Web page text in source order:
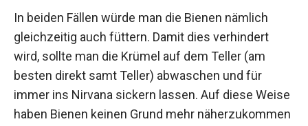
In beiden Fällen würde man die Bienen nämlich
gleichzeitig auch füttern. Damit dies verhindert
wird, sollte man die Krümel auf dem Teller (am
besten direkt samt Teller) abwaschen und für
immer ins Nirvana sickern lassen. Auf diese Weise
haben Bienen keinen Grund mehr näherzukommen